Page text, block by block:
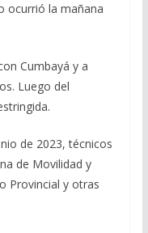
ocurrió la mañana
Cumbayá y a
Luego del
de 2023, técnicos
de Movilidad y
Provincial y otras